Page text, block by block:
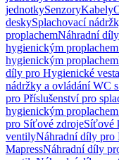
jednotkySenzoryKabely
deskySplachovací
proplachemNáhradní
hygienickým proplachem
hygienickým proplachem
díly pro Hygienické
nádržky a ovládání WC
pro Příslušenství pro
hygienickým proplachem
pro Síťové zdrojeSíťové
ventilyNáhradní díly pro
MapressNáhradní díly